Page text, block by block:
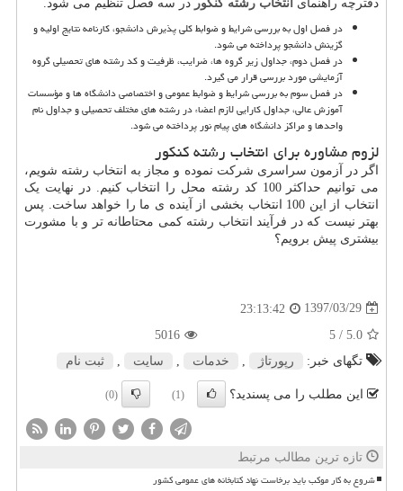
دفترچه راهنمای انتخاب رشته کنکور در سه فصل تنظیم می شود.
در فصل اول به بررسی شرایط و ضوابط کلی پذیرش دانشجو، کارنامه نتایج اولیه و
گزینش دانشجو پرداخته می شود.
در فصل دوم، جداول زیر گروه ها، ضرایب، ظرفیت و کد رشته های تحصیلی گروه
آزمایشی مورد بررسی قرار می گیرد.
در فصل سوم به بررسی شرایط و ضوابط عمومی و اختصاصی دانشگاه ها و مؤسسات
آموزش عالی، جداول کارایی لازم اعضاء در رشته های مختلف تحصیلی و جداول نام
واحدها و مراکز دانشگاه های پیام نور پرداخته می شود.
لزوم مشاوره برای انتخاب رشته کنکور
اگر در آزمون سراسری شرکت نموده و مجاز به انتخاب رشته شویم،
می توانیم حداکثر 100 کد رشته محل را انتخاب کنیم. در نهایت یک
انتخاب از این 100 انتخاب بخشی از آینده ی ما را خواهد ساخت. پس
بهتر نیست که در فرآیند انتخاب رشته کمی محتاطانه تر و با مشورت
بیشتری پیش برویم؟
1397/03/29
23:13:42
5.0
/ 5
5016
تگهای خبر:
رپورتاژ , خدمات , سایت , ثبت نام
این مطلب را می پسندید؟ (1)
(0)
تازه ترین مطالب مرتبط
شروع به کار موکب باید برخاست نهاد کتابخانه های عمومی کشور